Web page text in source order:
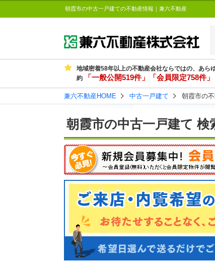
朝霞市の中古一戸建ての不動産情報｜兼六不動産
地域密着58年以上の不動産会社ならではの、あら
約
「一般公開519件」「会員限定758件」
兼六不動産HOME 中古一戸建て 朝霞市の
朝霞市の中古一戸建て 検